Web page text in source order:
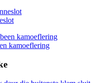
kamoeflering